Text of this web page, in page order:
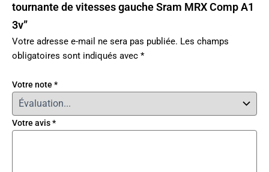
tournante de vitesses gauche Sram MRX Comp A1
3v”
Votre adresse e-mail ne sera pas publiée. Les champs
obligatoires sont indiqués avec *
Votre note *
Votre avis*